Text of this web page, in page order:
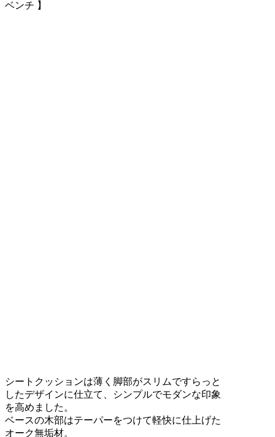
ベンチ 】
シートクッションは薄く脚部がスリムですらっと
したデザインに仕立て、シンプルでモダンな印象
を高めました。
ベースの木部はテーパーをつけて軽快に仕上げた
オーク無垢材。